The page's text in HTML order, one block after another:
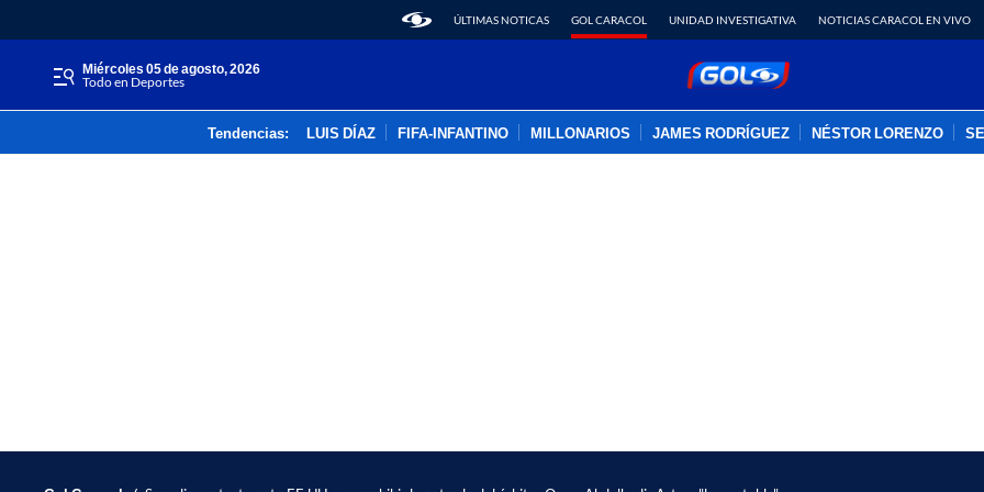
ÚLTIMAS NOTICAS GOL CARACOL UNIDAD INVESTIGATIVA NOTICIAS CARACOL EN VIVO
miércoles 05 de agosto, 2026
Todo en Deportes
Tendencias: LUIS DÍAZ FIFA-INFANTINO MILLONARIOS JAMES RODRÍGUEZ NÉSTOR LORENZO